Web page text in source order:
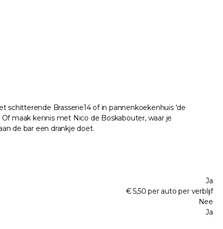
Brasserie14 of in pannenkoekenhuis 'de
maak kennis met Nico de Boskabouter, waar je
de bar een drankje doet.
Ja
€ 5,50 per auto per verblijf
Nee
Ja